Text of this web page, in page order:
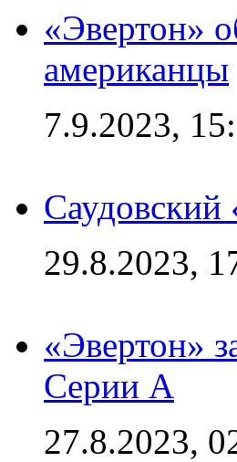
«Эвертон»
американцы
7.9.2023,
29.8.2023,
«Эвертон»
Серии А
27.8.2023,